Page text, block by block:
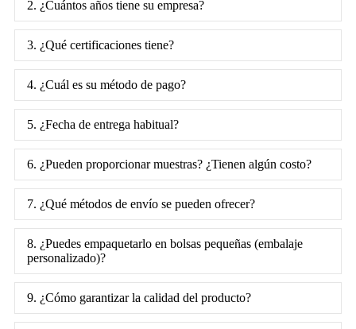
2. ¿Cuántos años tiene su empresa?
3. ¿Qué certificaciones tiene?
4. ¿Cuál es su método de pago?
5. ¿Fecha de entrega habitual?
6. ¿Pueden proporcionar muestras? ¿Tienen algún costo?
7. ¿Qué métodos de envío se pueden ofrecer?
8. ¿Puedes empaquetarlo en bolsas pequeñas (embalaje
personalizado)?
9. ¿Cómo garantizar la calidad del producto?